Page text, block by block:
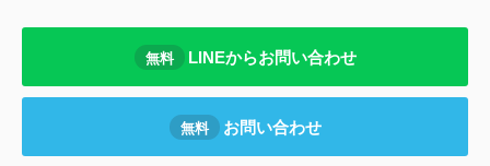
無料 LINEからお問い合わせ
無料 お問い合わせ